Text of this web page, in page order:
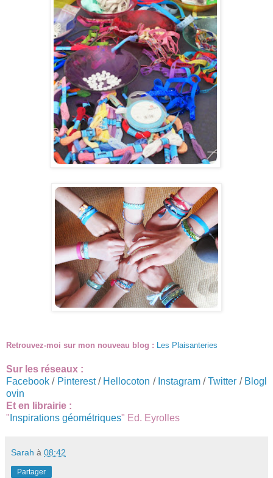
Retrouvez-moi sur mon nouveau blog : Les Plaisanteries
Sur les réseaux :
Facebook / Pinterest/ Hellocoton / Instagram/Twitter / Blogl
ovin
Et en librairie :
" Inspirations géométriques" Ed. Eyrolles
Sarah à 08:42
Partager